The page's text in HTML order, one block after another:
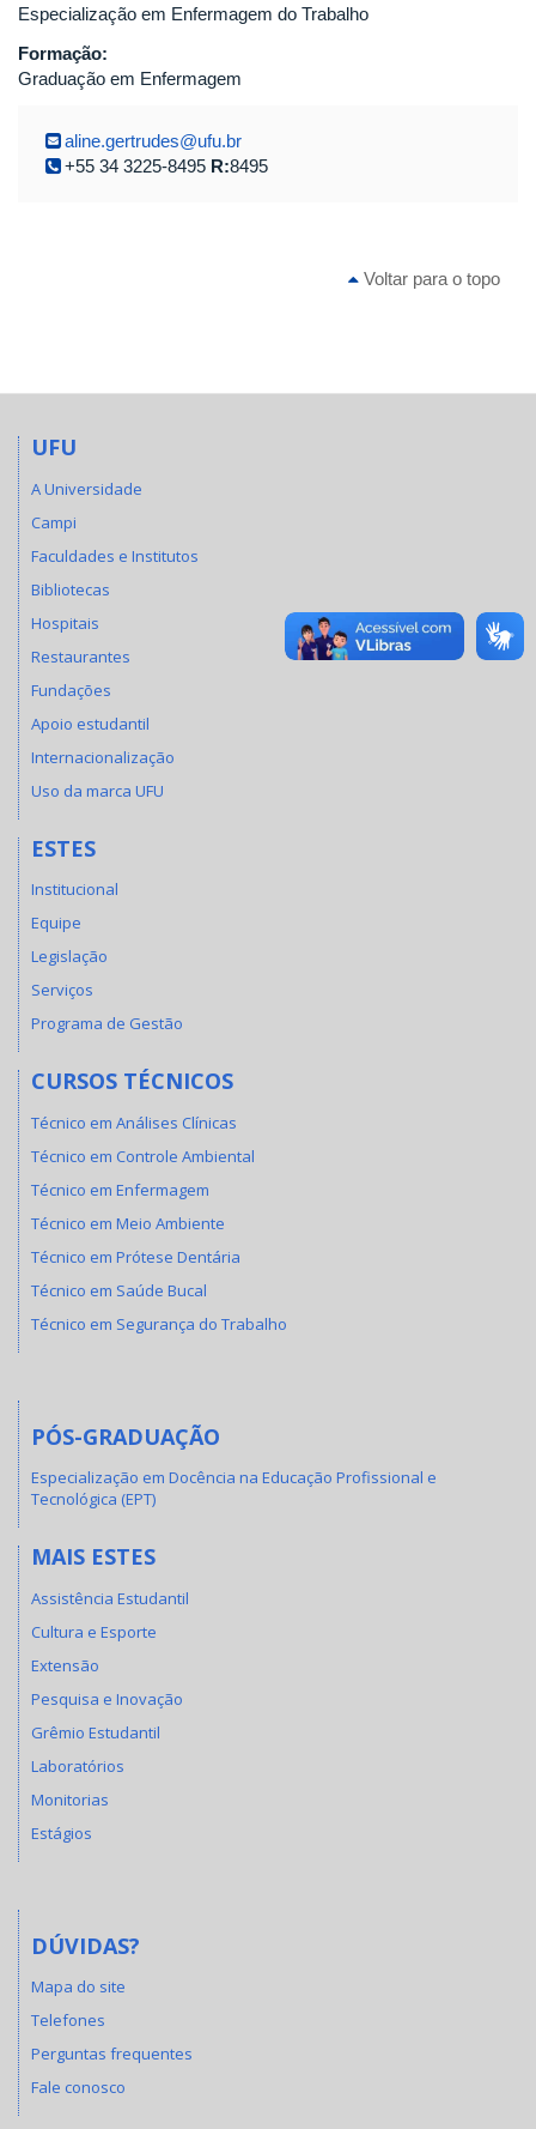
Especialização em Enfermagem do Trabalho
Formação:
Graduação em Enfermagem
aline.gertrudes@ufu.br
+55 34 3225-8495 R:8495
Voltar para o topo
UFU
A Universidade
Campi
Faculdades e Institutos
Bibliotecas
Hospitais
Restaurantes
Fundações
Apoio estudantil
Internacionalização
Uso da marca UFU
ESTES
Institucional
Equipe
Legislação
Serviços
Programa de Gestão
CURSOS TÉCNICOS
Técnico em Análises Clínicas
Técnico em Controle Ambiental
Técnico em Enfermagem
Técnico em Meio Ambiente
Técnico em Prótese Dentária
Técnico em Saúde Bucal
Técnico em Segurança do Trabalho
PÓS-GRADUAÇÃO
Especialização em Docência na Educação Profissional e
Tecnológica (EPT)
MAIS ESTES
Assistência Estudantil
Cultura e Esporte
Extensão
Pesquisa e Inovação
Grêmio Estudantil
Laboratórios
Monitorias
Estágios
DÚVIDAS?
Mapa do site
Telefones
Perguntas frequentes
Fale conosco